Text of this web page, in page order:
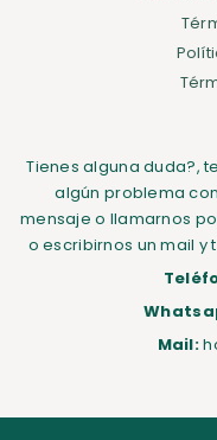
Tienes alguna duda?,
algún problema
mensaje o llamarnos
o escribirnos un mail
Mail: